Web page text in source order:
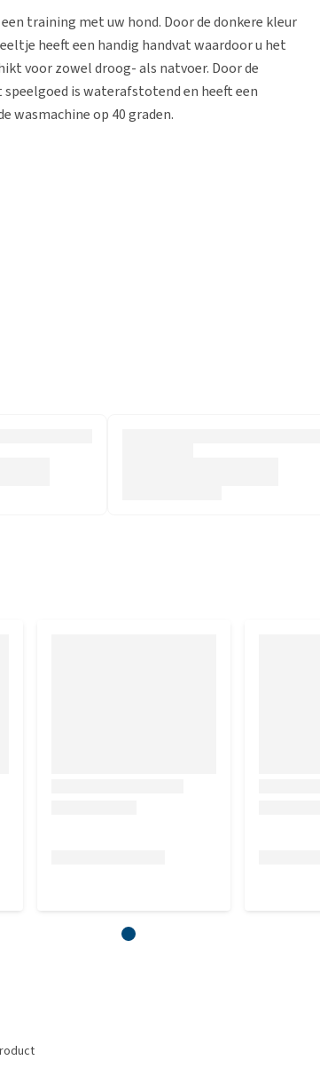
training met uw hond. Door de donkere kleur
heeft een handig handvat waardoor u het
voor zowel droog- als natvoer. Door de
is waterafstotend en heeft een
wasmachine op 40 graden.